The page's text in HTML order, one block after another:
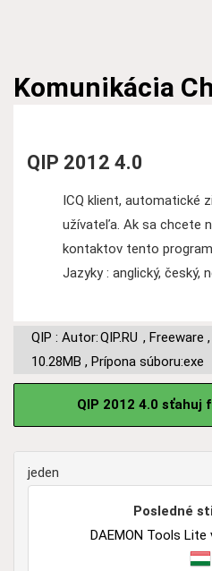
Komunikácia
QIP 2012 4.0
ICQ klient, automatické
užívateľa. Ak sa chcete
kontaktov tento
Jazyky : anglický, český,
QIP : Autor:QIP.RU , Freeware ,
10.28MB , Prípona súboru:exe
QIP 2012 4.0 sťahuj
jeden
Posledné
DAEMON Tools Lite